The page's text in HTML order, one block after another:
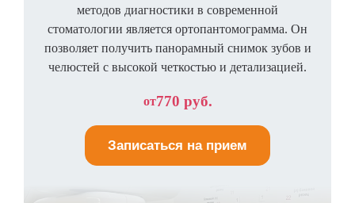
методов диагностики в современной
стоматологии является ортопантомограмма. Он
позволяет получить панорамный снимок зубов и
челюстей с высокой четкостью и детализацией.
от770 руб.
Записаться на прием